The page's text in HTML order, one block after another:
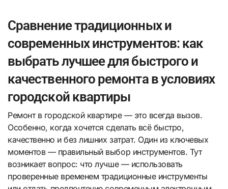
Сравнение традиционных и
современных инструментов: как
выбрать лучшее для быстрого и
качественного ремонта в условиях
городской квартиры
Ремонт в городской квартире — это всегда вызов.
Особенно, когда хочется сделать всё быстро,
качественно и без лишних затрат. Один из ключевых
моментов — правильный выбор инструментов. Тут
возникает вопрос: что лучше — использовать
проверенные временем традиционные инструменты